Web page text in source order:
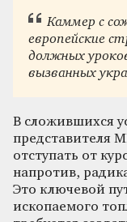
Каммер с
европейские
должных
вызванных
В сложившихся
представителя
отступать от
напротив,
Это ключевой
ископаемого